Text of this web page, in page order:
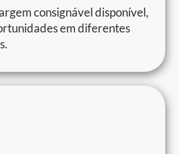
consignável disponível,
em diferentes